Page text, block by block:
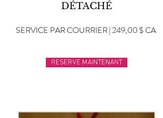
DÉTACHÉ
SERVICE PAR COURRIER | 249,00 $ CA
RESERVE MAINTENANT